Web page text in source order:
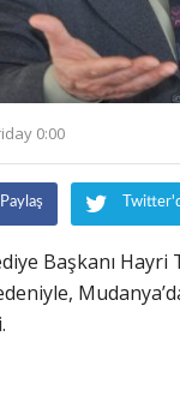
0:00
Başkanı Hayri